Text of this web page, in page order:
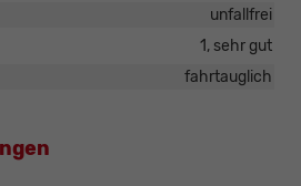
unfallfrei
1, sehr gut
fahrtauglich